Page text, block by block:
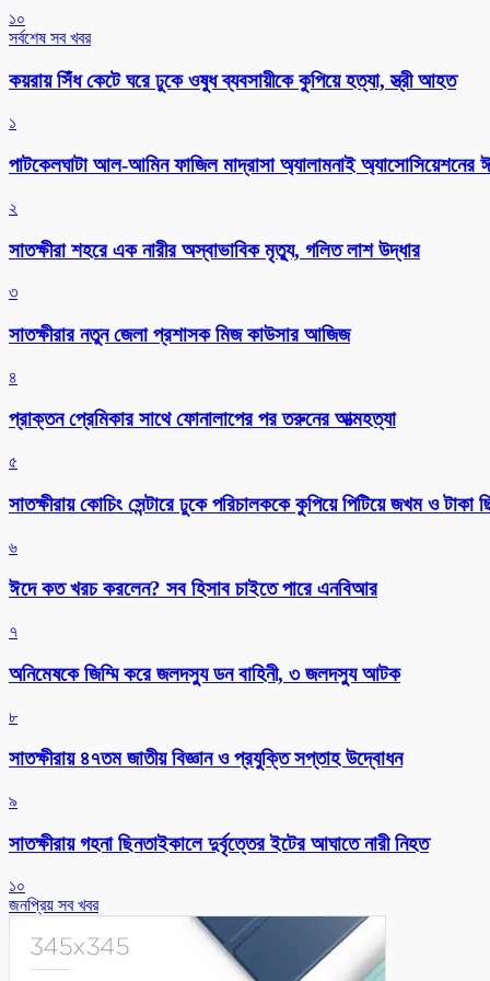
১০
সর্বশেষ সব খবর
কয়রায় সিঁধ কেটে ঘরে ঢুকে ওষুধ ব্যবসায়ীকে কুপিয়ে হত্যা, স্ত্রী আহত
১
পাটকেলঘাটা আল-আমিন ফাজিল মাদ্রাসা অ্যালামনাই অ্যাসোসিয়েশনের
২
সাতক্ষীরা শহরে এক নারীর অস্বাভাবিক মৃত্যু, গলিত লাশ উদ্ধার
৩
সাতক্ষীরার নতুন জেলা প্রশাসক মিজ কাউসার আজিজ
৪
প্রাক্তন প্রেমিকার সাথে ফোনালাপের পর তরুনের আত্মহত্যা
৫
সাতক্ষীরায় কোচিং সেন্টারে ঢুকে পরিচালককে কুপিয়ে পিটিয়ে জখম ও টাকা
৬
ঈদে কত খরচ করলেন? সব হিসাব চাইতে পারে এনবিআর
৭
অনিমেষকে জিম্মি করে জলদস্যু ডন বাহিনী, ৩ জলদস্যু আটক
৮
সাতক্ষীরায় ৪৭তম জাতীয় বিজ্ঞান ও প্রযুক্তি সপ্তাহ উদ্বোধন
৯
সাতক্ষীরায় গহনা ছিনতাইকালে দুর্বৃত্তের ইটের আঘাতে নারী নিহত
১০
জনপ্রিয় সব খবর